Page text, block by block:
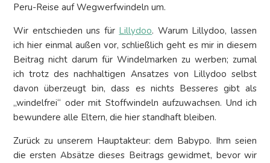
Peru-Reise auf Wegwerfwindeln um.
Wir entschieden uns für Lillydoo. Warum Lillydoo, lassen
ich hier einmal außen vor, schließlich geht es mir in diesem
Beitrag nicht darum für Windelmarken zu werben; zumal
ich trotz des nachhaltigen Ansatzes von Lillydoo selbst
davon überzeugt bin, dass es nichts Besseres gibt als
„windelfrei“ oder mit Stoffwindeln aufzuwachsen. Und ich
bewundere alle Eltern, die hier standhaft bleiben.
Zurück zu unserem Hauptakteur: dem Babypo. Ihm seien
die ersten Absätze dieses Beitrags gewidmet, bevor wir